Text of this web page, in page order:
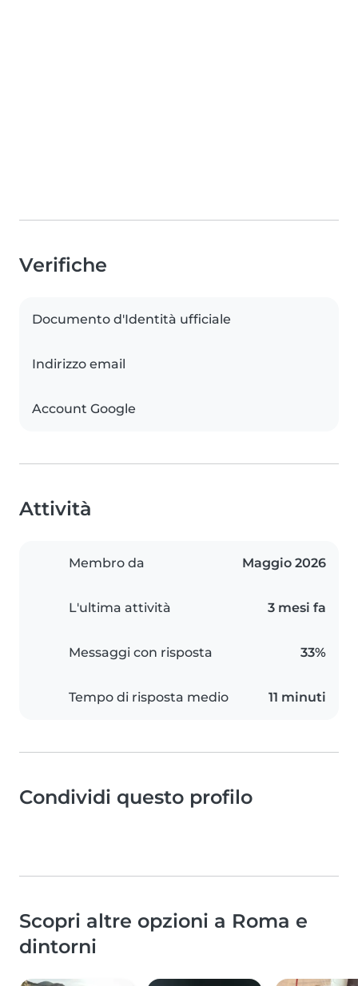
Verifiche
Documento d'Identità ufficiale
Indirizzo email
Account Google
Attività
Membro da Maggio 2026
L'ultima attività 3 mesi fa
Messaggi con risposta 33%
Tempo di risposta medio 11 minuti
Condividi questo profilo
Scopri altre opzioni a Roma e
dintorni